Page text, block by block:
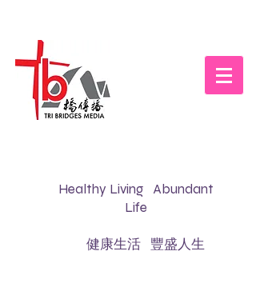
Healthy Living Abundant
Life
健康生活 豐盛人生